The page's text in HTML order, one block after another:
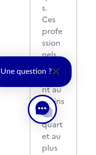
s.
Ces
profe
ssion
nels
repré
sente
nt au
moins
un
quart
et au
plus
Une question ?